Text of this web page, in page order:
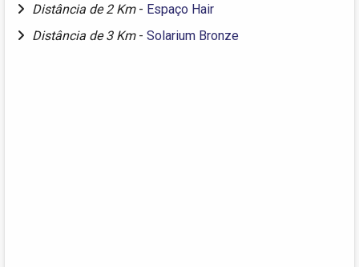
Distância de 2 Km - Espaço Hair
Distância de 3 Km - Solarium Bronze